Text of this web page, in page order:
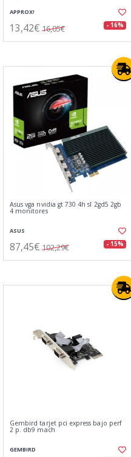
APPROX!
13,42€ 16,05€ - 16%
Asus vga nvidia gt 730 4h sl 2gd5 2gb
4 monitores
ASUS
87,45€ 102,29€ - 15%
Gembird tarjet pci express bajo perf
2 p. db9 mach
GEMBIRD